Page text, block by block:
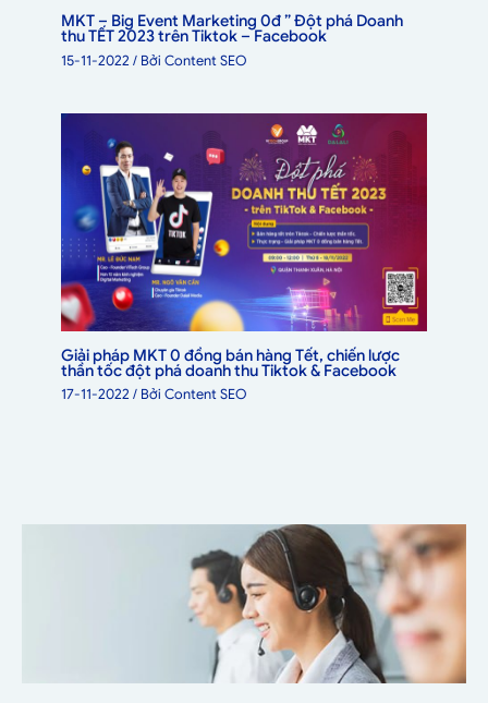
MKT – Big Event Marketing 0đ ” Đột phá Doanh
thu TẾT 2023 trên Tiktok – Facebook
15-11-2022/ BởiContent SEO
Giải pháp MKT 0 đồng bán hàng Tết, chiến lược
thần tốc đột phá doanh thu Tiktok & Facebook
17-11-2022/ BởiContent SEO